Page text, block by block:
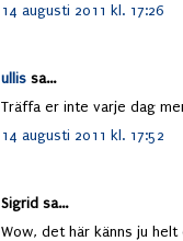
14 augusti 2011 kl. 17:26
ullis sa...
Träffa er inte varje dag
14 augusti 2011 kl. 17:52
Sigrid sa...
Wow, det här känns ju